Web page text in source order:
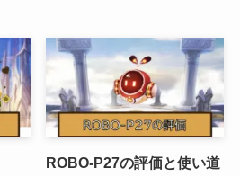
ROBO-P27の評価と使い道